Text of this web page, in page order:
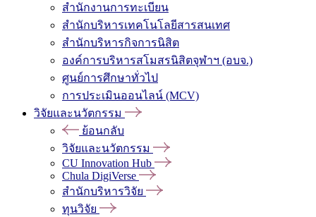
สำนักงานการทะเบียน
สำนักบริหารเทคโนโลยีสารสนเทศ
สำนักบริหารกิจการนิสิต
องค์การบริหารสโมสรนิสิตจุฬาฯ (อบจ.)
ศูนย์การศึกษาทั่วไป
การประเมินออนไลน์ (MCV)
วิจัยและนวัตกรรม
ย้อนกลับ
วิจัยและนวัตกรรม
CU Innovation Hub
Chula DigiVerse
สำนักบริหารวิจัย
ทุนวิจัย